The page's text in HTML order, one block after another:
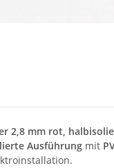
2,8 mm rot,
Ausführung mit